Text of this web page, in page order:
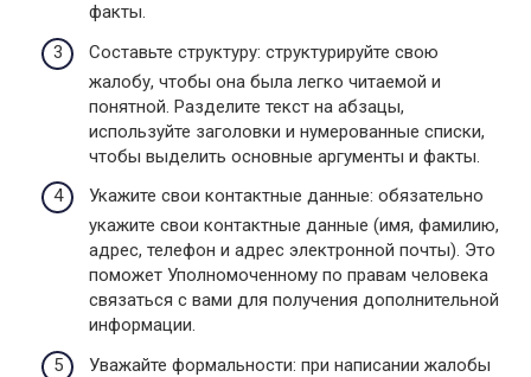
факты.
Составьте структуру: структурируйте свою
жалобу, чтобы она была легко читаемой и
понятной. Разделите текст на абзацы,
используйте заголовки и нумерованные списки,
чтобы выделить основные аргументы и факты.
Укажите свои контактные данные: обязательно
укажите свои контактные данные (имя, фамилию,
адрес, телефон и адрес электронной почты). Это
поможет Уполномоченному по правам человека
связаться с вами для получения дополнительной
информации.
Уважайте формальности: при написании жалобы